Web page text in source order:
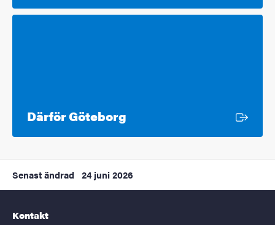
Därför Göteborg
Senast ändrad 24 juni 2026
Kontakt